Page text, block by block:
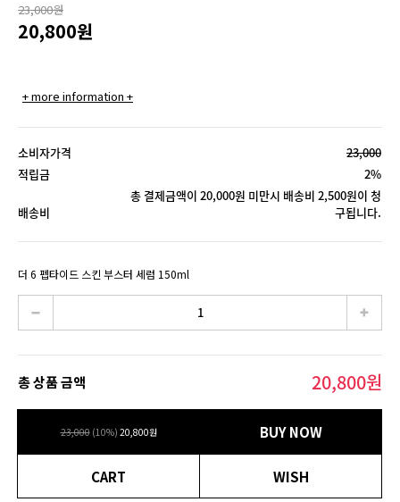
23,000원
20,800원
+ more information +
소비자가격
23,000
적립금
2%
배송비
총 결제금액이 20,000원 미만시 배송비 2,500원이 청
구됩니다.
더 6 펩타이드 스킨 부스터 세럼 150ml
총 상품 금액 20,800원
23,000 (10%) 20,800원 BUY NOW
CART WISH